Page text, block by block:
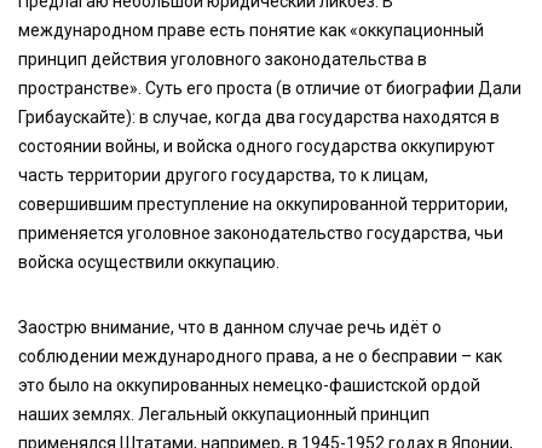
международном праве есть понятие как «оккупационный
принцип действия уголовного законодательства в
пространстве». Суть его проста (в отличие от биографии Дали
Грибаускайте): в случае, когда два государства находятся в
состоянии войны, и войска одного государства оккупируют
часть территории другого государства, то к лицам,
совершившим преступление на оккупированной территории,
применяется уголовное законодательство государства, чьи
войска осуществили оккупацию.
Заострю внимание, что в данном случае речь идёт о
соблюдении международного права, а не о бесправии – как
это было на оккупированных немецко-фашистской ордой
наших землях. Легальный оккупационный принцип
применялся Штатами, например, в 1945-1952 годах в Японии,